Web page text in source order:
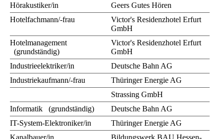
Hörakustiker/in
Geers Gutes Hören
Hotelfachmann/-frau
Victor's Residenzhotel Erfurt
GmbH
Hotelmanagement
(grundständig)
Victor's Residenzhotel Erfurt
GmbH
Industrieelektriker/in
Deutsche Bahn AG
Industriekaufmann/-frau
Thüringer Energie AG
Strassing GmbH
Informatik (grundständig)
Deutsche Bahn AG
IT-System-Elektroniker/in
Thüringer Energie AG
Kanalbauer/in
Bildungswerk BAU Hessen-